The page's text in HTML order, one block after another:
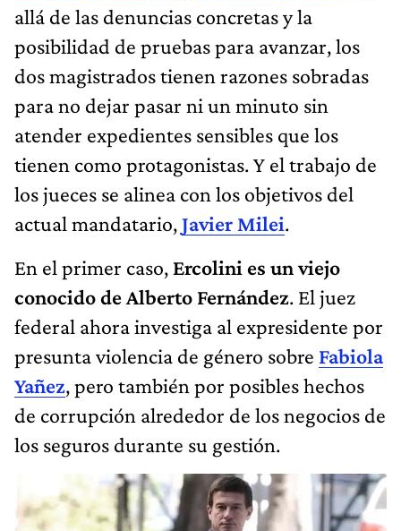
allá de las denuncias concretas y la
posibilidad de pruebas para avanzar, los
dos magistrados tienen razones sobradas
para no dejar pasar ni un minuto sin
atender expedientes sensibles que los
tienen como protagonistas. Y el trabajo de
los jueces se alinea con los objetivos del
actual mandatario,Javier Milei.
En el primer caso, Ercolini es un viejo
conocido de Alberto Fernández. El juez
federal ahora investiga al expresidente por
presunta violencia de género sobre Fabiola
Yañez, pero también por posibles hechos
de corrupción alrededor de los negocios de
los seguros durante su gestión.